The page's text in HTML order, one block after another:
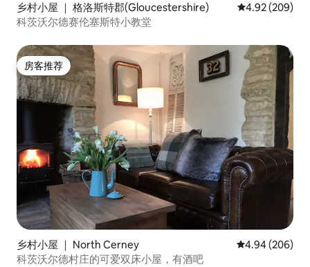
乡村小屋 ｜ 格洛斯特郡(Gloucestershire) 平均评分 4.92
4.92 (209)
科茨沃尔德赛伦塞斯特小教堂
房客推荐
房客推荐
乡村小屋 ｜ North Cerney 平均评分 4.94
4.94 (206)
科茨沃尔德村庄的可爱双床小屋，有酒吧